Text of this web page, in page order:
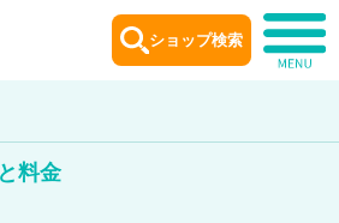
料金
ショップ検索
ョップ案内
Shop information